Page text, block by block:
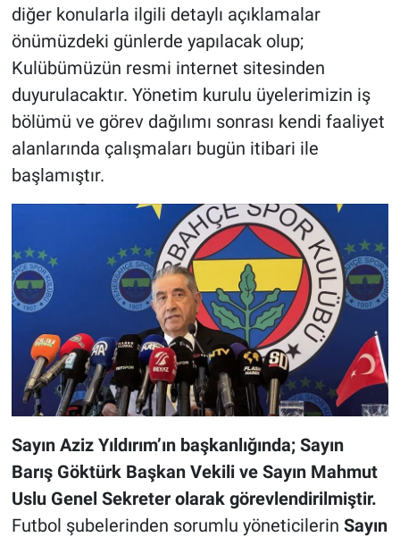
diğer konularla ilgili detaylı açıklamalar
önümüzdeki günlerde yapılacak olup;
Kulübümüzün resmi internet sitesinden
duyurulacaktır. Yönetim kurulu üyelerimizin iş
bölümü ve görev dağılımı sonrası kendi faaliyet
alanlarında çalışmaları bugün itibari ile
başlamıştır.
Sayın Aziz Yıldırım’ın başkanlığında; Sayın
Barış Göktürk Başkan Vekili ve Sayın Mahmut
Uslu Genel Sekreter olarak görevlendirilmiştir.
Futbol şubelerinden sorumlu yöneticilerin Sayın